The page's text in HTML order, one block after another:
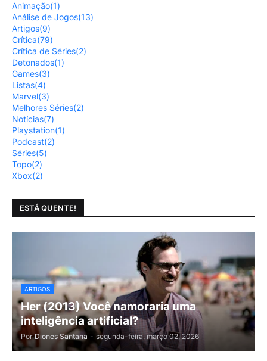
Animação(1)
Análise de Jogos(13)
Artigos(9)
Crítica(79)
Crítica de Séries(2)
Detonados(1)
Games(3)
Listas(4)
Marvel(3)
Melhores Séries(2)
Notícias(7)
Playstation(1)
Podcast(2)
Séries(5)
Topo(2)
Xbox(2)
ESTÁ QUENTE!
ARTIGOS
Her (2013) Você namoraria uma
inteligência artificial?
Por Diones Santana - segunda-feira, março 02, 2026